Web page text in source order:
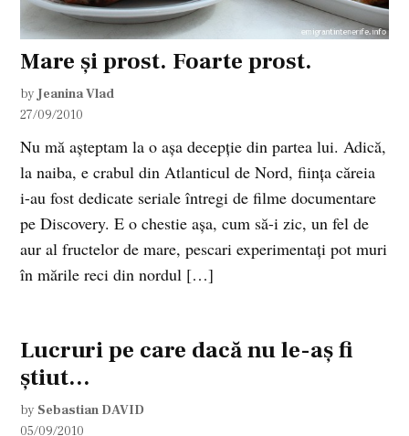
Mare şi prost. Foarte prost.
by Jeanina Vlad
27/09/2010
Nu mă aşteptam la o aşa decepţie din partea lui. Adică,
la naiba, e crabul din Atlanticul de Nord, fiinţa căreia
i-au fost dedicate seriale întregi de filme documentare
pe Discovery. E o chestie aşa, cum să-i zic, un fel de
aur al fructelor de mare, pescari experimentaţi pot muri
în mările reci din nordul […]
Lucruri pe care dacă nu le-aş fi
ştiut…
by Sebastian DAVID
05/09/2010